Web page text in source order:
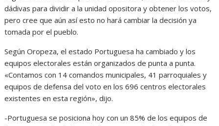
dádivas para dividir a la unidad opositora y obtener los votos,
pero cree que aún así esto no hará cambiar la decisión ya
tomada por el pueblo.
Según Oropeza, el estado Portuguesa ha cambiado y los
equipos electorales están organizados de punta a punta.
«Contamos con 14 comandos municipales, 41 parroquiales y
equipos de defensa del voto en los 696 centros electorales
existentes en esta región», dijo.
-Portuguesa se posiciona hoy con un 85% de los equipos de